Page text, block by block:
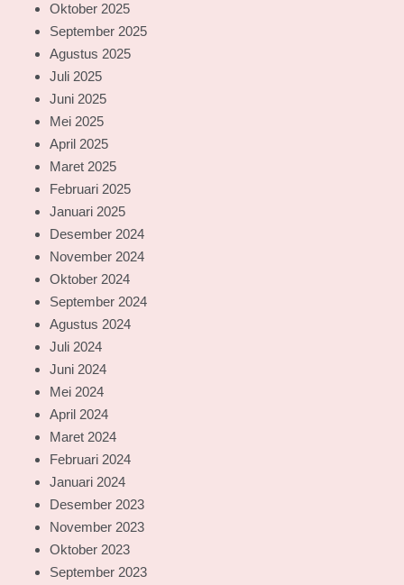
Oktober 2025
September 2025
Agustus 2025
Juli 2025
Juni 2025
Mei 2025
April 2025
Maret 2025
Februari 2025
Januari 2025
Desember 2024
November 2024
Oktober 2024
September 2024
Agustus 2024
Juli 2024
Juni 2024
Mei 2024
April 2024
Maret 2024
Februari 2024
Januari 2024
Desember 2023
November 2023
Oktober 2023
September 2023